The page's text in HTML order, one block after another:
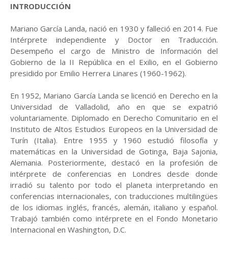
INTRODUCCIÓN
Mariano García Landa, nació en 1930 y falleció en 2014. Fue
Intérprete independiente y Doctor en Traducción.
Desempeño el cargo de Ministro de Información del
Gobierno de la II República en el Exilio, en el Gobierno
presidido por Emilio Herrera Linares (1960-1962).
En 1952, Mariano García Landa se licenció en Derecho en la
Universidad de Valladolid, año en que se expatrió
voluntariamente. Diplomado en Derecho Comunitario en el
Instituto de Altos Estudios Europeos en la Universidad de
Turín (Italia). Entre 1955 y 1960 estudió filosofía y
matemáticas en la Universidad de Gotinga, Baja Sajonia,
Alemania. Posteriormente, destacó en la profesión de
intérprete de conferencias en Londres desde donde
irradió su talento por todo el planeta interpretando en
conferencias internacionales, con traducciones multilingües
de los idiomas inglés, francés, alemán, italiano y español.
Trabajó también como intérprete en el Fondo Monetario
Internacional en Washington, D.C.